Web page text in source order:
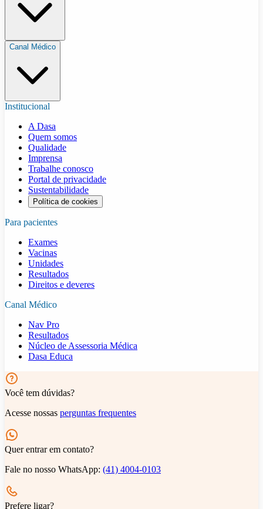
Canal Médico
Institucional
A Dasa
Quem somos
Qualidade
Imprensa
Trabalhe conosco
Portal de privacidade
Sustentabilidade
Política de cookies
Para pacientes
Exames
Vacinas
Unidades
Resultados
Direitos e deveres
Canal Médico
Nav Pro
Resultados
Núcleo de Assessoria Médica
Dasa Educa
Você tem dúvidas?
Acesse nossas perguntas frequentes
Quer entrar em contato?
Fale no nosso WhatsApp: (41) 4004-0103
Prefere ligar?